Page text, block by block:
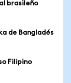
brasileño
de Bangladés
Filipino